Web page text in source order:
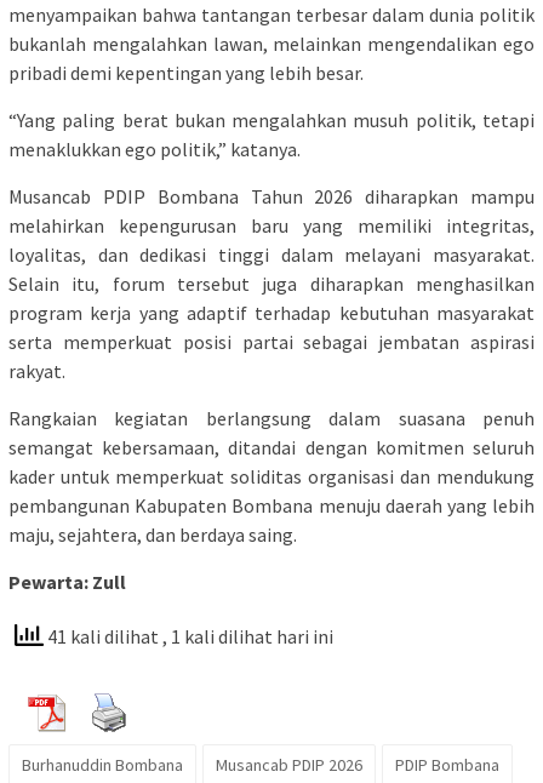
menyampaikan bahwa tantangan terbesar dalam dunia politik
bukanlah mengalahkan lawan, melainkan mengendalikan ego
pribadi demi kepentingan yang lebih besar.
“Yang paling berat bukan mengalahkan musuh politik, tetapi
menaklukkan ego politik,” katanya.
Musancab PDIP Bombana Tahun 2026 diharapkan mampu
melahirkan kepengurusan baru yang memiliki integritas,
loyalitas, dan dedikasi tinggi dalam melayani masyarakat.
Selain itu, forum tersebut juga diharapkan menghasilkan
program kerja yang adaptif terhadap kebutuhan masyarakat
serta memperkuat posisi partai sebagai jembatan aspirasi
rakyat.
Rangkaian kegiatan berlangsung dalam suasana penuh
semangat kebersamaan, ditandai dengan komitmen seluruh
kader untuk memperkuat soliditas organisasi dan mendukung
pembangunan Kabupaten Bombana menuju daerah yang lebih
maju, sejahtera, dan berdaya saing.
Pewarta: Zull
41 kali dilihat , 1 kali dilihat hari ini
Burhanuddin Bombana Musancab PDIP 2026
PDIP Bombana